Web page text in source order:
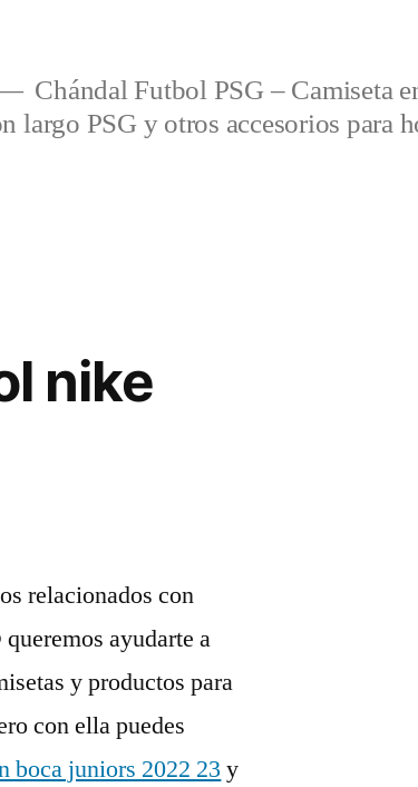
Chándal Futbol PSG – Camiseta
largo PSG y otros accesorios para
nike
relacionados con
ayudarte a
y productos para
con ella puedes
boca juniors 2022 23 y